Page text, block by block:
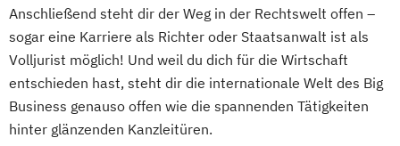
Anschließend steht dir der Weg in der Rechtswelt offen –
sogar eine Karriere als Richter oder Staatsanwalt ist als
Volljurist möglich! Und weil du dich für die Wirtschaft
entschieden hast, steht dir die internationale Welt des Big
Business genauso offen wie die spannenden Tätigkeiten
hinter glänzenden Kanzleitüren.